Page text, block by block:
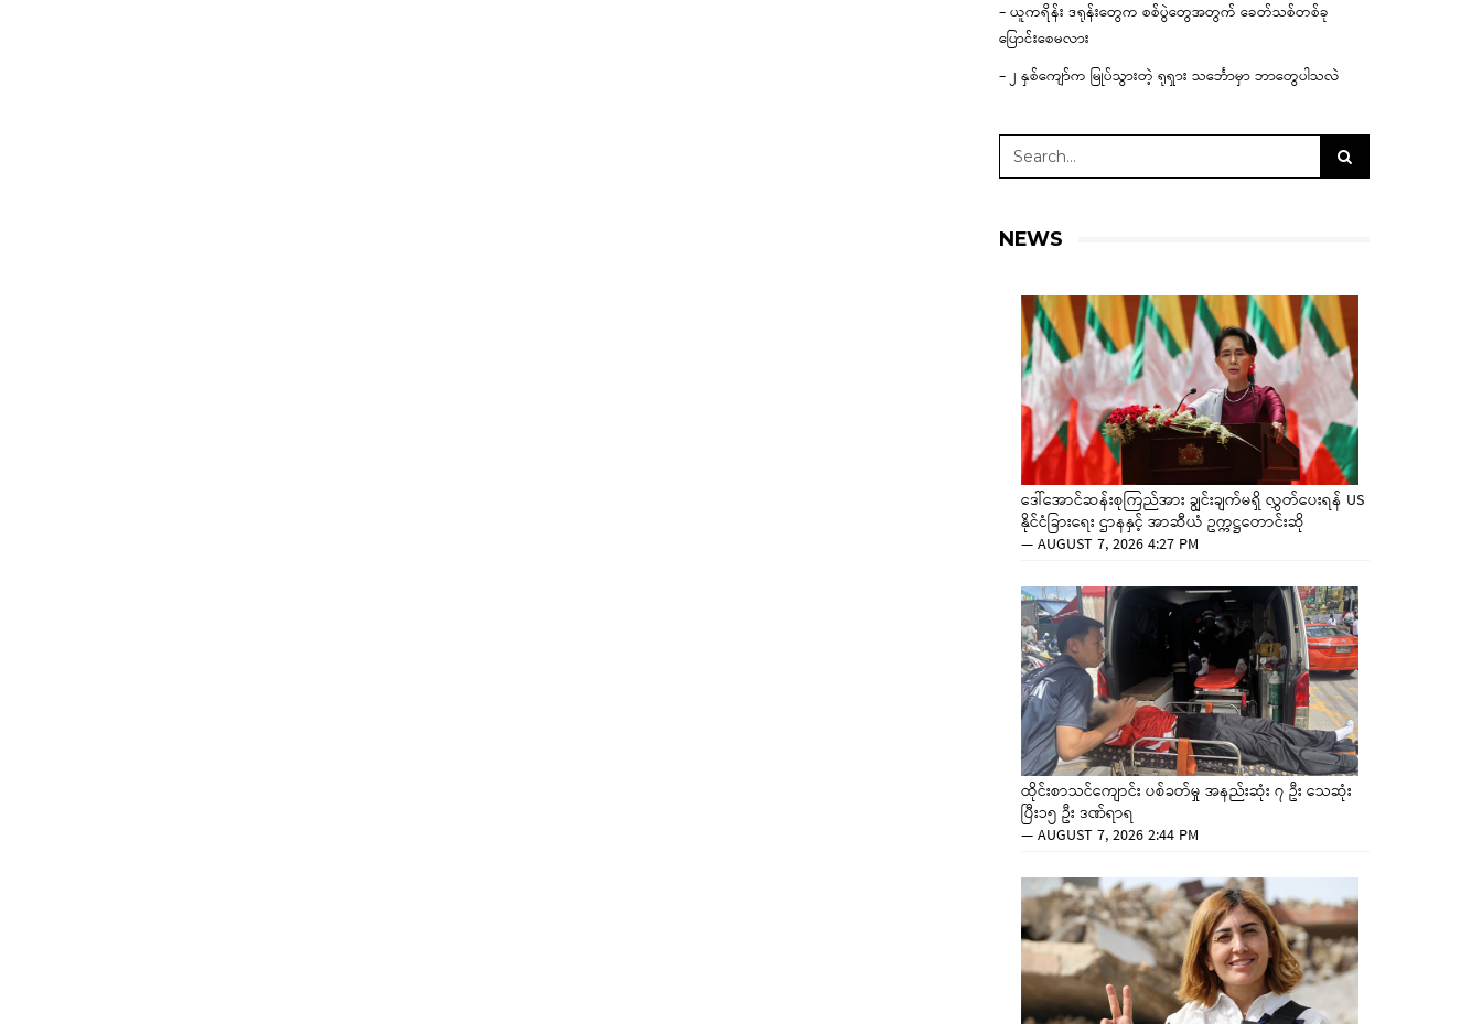
– ယူကရိန်း ဒရုန်းတွေက စစ်ပွဲတွေအတွက် ခေတ်သစ်တစ်ခု
ပြောင်းစေမလား
– ၂ နှစ်ကျော်က မြုပ်သွားတဲ့ ရုရှား သင်္ဘောမှာ ဘာတွေပါသလဲ
NEWS
ဒေါ်အောင်ဆန်းစုကြည်အား ချွင်းချက်မရှိ လွှတ်ပေးရန် US
နိုင်ငံခြားရေး ဌာနနှင့် အာဆီယံ ဥက္ကဋ္ဌတောင်းဆို
—AUGUST 7, 2026 4:27 PM
ထိုင်းစာသင်ကျောင်း ပစ်ခတ်မှု အနည်းဆုံး ၇ ဦး သေဆုံး
ပြီး၁၅ ဦး ဒဏ်ရာရ
—AUGUST 7, 2026 2:44 PM